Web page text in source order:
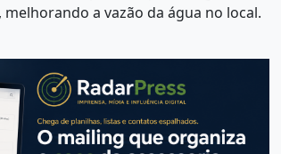
a vazão da água no local.